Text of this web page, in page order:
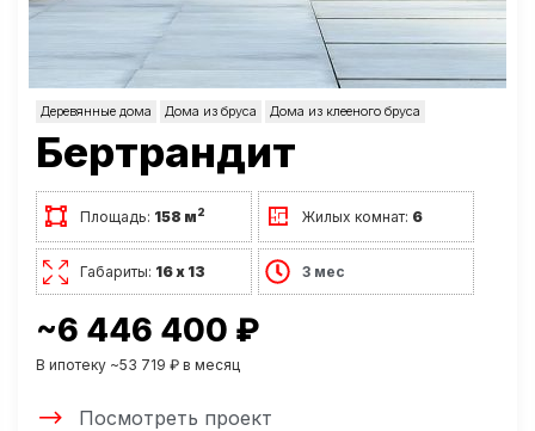
Деревянные дома Дома из бруса Дома из клееного бруса
Бертрандит
Площадь: 158 м2 Жилых комнат: 6
Габариты: 16 х 13 3 мес
~6 446 400 ₽
В ипотеку ~53 719 ₽ в месяц
Посмотреть проект